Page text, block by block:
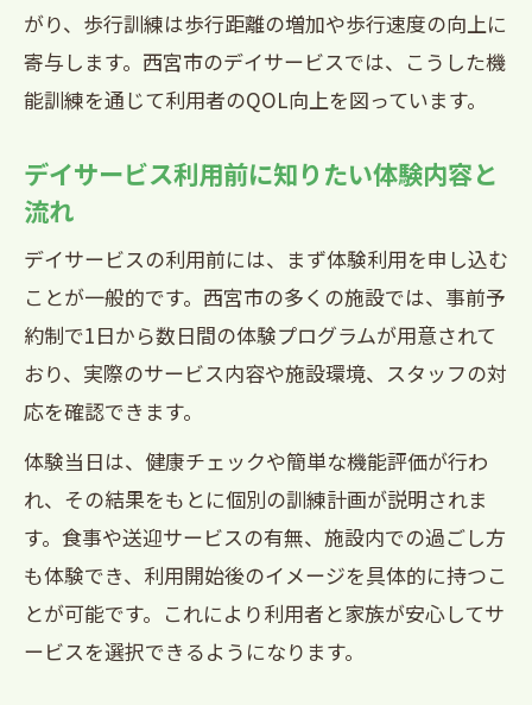
の魅力
西宮市で利用者が実感するフィジカルセ
ラピー効果
介
る訓練体制
デイサービスで受けられる専門的な機能
訓練の特徴
西宮市のデイサービスが提供する専門リ
ハビリ支援
デイサービス専門スタッフが重視するケ
ア内容
西宮市デイサービスの機能訓練サポート
体制解説
月額費用の目安と賢いデイサービス選び方
西宮市デイサービスの月額費用目安と内
がり、歩行訓練は歩行距離の増加や歩行速度の向上に
寄与します。西宮市のデイサービスでは、こうした機
能訓練を通じて利用者のQOL向上を図っています。
デイサービス利用前に知りたい体験内容と
流れ
デイサービスの利用前には、まず体験利用を申し込む
ことが一般的です。西宮市の多くの施設では、事前予
約制で1日から数日間の体験プログラムが用意されて
おり、実際のサービス内容や施設環境、スタッフの対
応を確認できます。
体験当日は、健康チェックや簡単な機能評価が行わ
れ、その結果をもとに個別の訓練計画が説明されま
す。食事や送迎サービスの有無、施設内での過ごし方
も体験でき、利用開始後のイメージを具体的に持つこ
とが可能です。これにより利用者と家族が安心してサ
ービスを選択できるようになります。